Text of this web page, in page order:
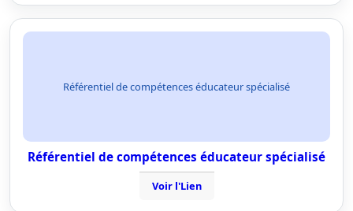
Référentiel de compétences éducateur spécialisé
Référentiel de compétences éducateur spécialisé
Voir l'Lien